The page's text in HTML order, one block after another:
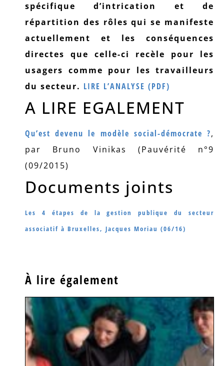
spécifique d’intrication et de
répartition des rôles qui se manifeste
actuellement et les conséquences
directes que celle-ci recèle pour les
usagers comme pour les travailleurs
du secteur. LIRE L’ANALYSE (PDF)
A LIRE EGALEMENT
Qu’est devenu le modèle social-démocrate ?,
par Bruno Vinikas (Pauvérité n°9
(09/2015)
Documents joints
Les 4 étapes de la gestion publique du secteur
associatif à Bruxelles, Jacques Moriau (06/16)
À lire également